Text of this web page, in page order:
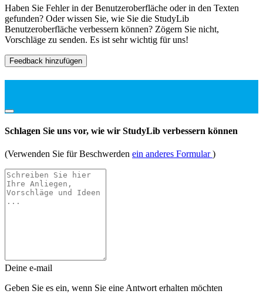
Haben Sie Fehler in der Benutzeroberfläche oder in den Texten
gefunden? Oder wissen Sie, wie Sie die StudyLib
Benutzeroberfläche verbessern können? Zögern Sie nicht,
Vorschläge zu senden. Es ist sehr wichtig für uns!
Feedback hinzufügen
Schlagen Sie uns vor, wie wir StudyLib verbessern können
(Verwenden Sie für Beschwerden ein anderes Formular)
Deine e-mail
Geben Sie es ein, wenn Sie eine Antwort erhalten möchten